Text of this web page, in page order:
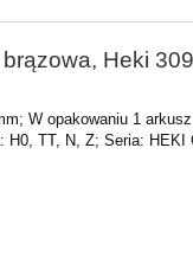
Heki
; W opakowaniu 1
H0, TT, N, Z; Seria: HEKI